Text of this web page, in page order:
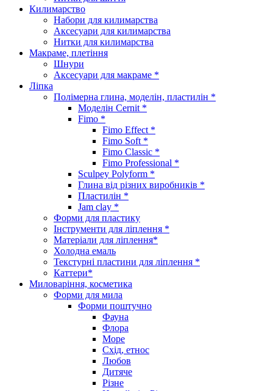
Килимарство
Набори для килимарства
Аксесуари для килимарства
Нитки для килимарства
Макраме, плетіння
Шнури
Аксесуари для макраме *
Ліпка
Полімерна глина, моделін, пластилін *
Моделін Cernit *
Fimo *
Fimo Effect *
Fimo Soft *
Fimo Classic *
Fimo Professional *
Sculpey Polyform *
Глина від різних виробників *
Пластилін *
Jam clay *
Форми для пластику
Інструменти для ліплення *
Матеріали для ліплення*
Холодна емаль
Текстурні пластини для ліплення *
Каттери*
Миловаріння, косметика
Форми для мила
Форми поштучно
Фауна
Флора
Море
Схід, етнос
Любов
Дитяче
Різне